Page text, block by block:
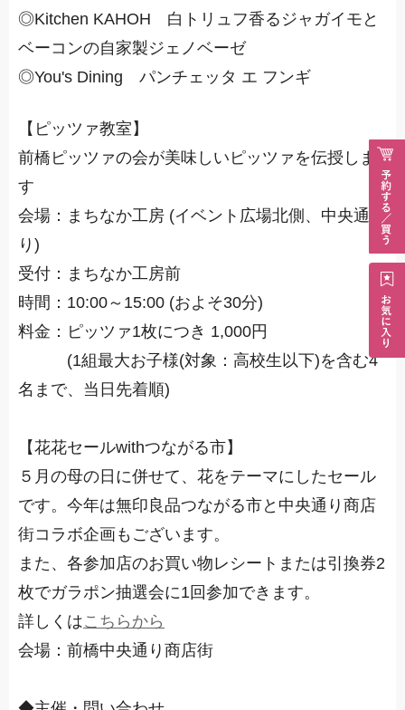
◎Kitchen KAHOH 白トリュフ香るジャガイモと
ベーコンの自家製ジェノベーゼ
◎You's Dining パンチェッタ エ フンギ
【ピッツァ教室】
前橋ピッツァの会が美味しいピッツァを伝授しま
す
会場：まちなか工房 (イベント広場北側、中央通
り)
受付：まちなか工房前
時間：10:00～15:00 (およそ30分)
料金：ピッツァ1枚につき 1,000円
(1組最大お子様(対象：高校生以下)を含む4
名まで、当日先着順)
【花花セールwithつながる市】
５月の母の日に併せて、花をテーマにしたセール
です。今年は無印良品つながる市と中央通り商店
街コラボ企画もございます。
また、各参加店のお買い物レシートまたは引換券2
枚でガラポン抽選会に1回参加できます。
詳しくはこちらから
会場：前橋中央通り商店街